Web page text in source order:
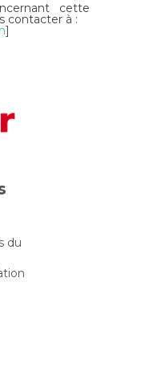
cette
contacter à :
]
du